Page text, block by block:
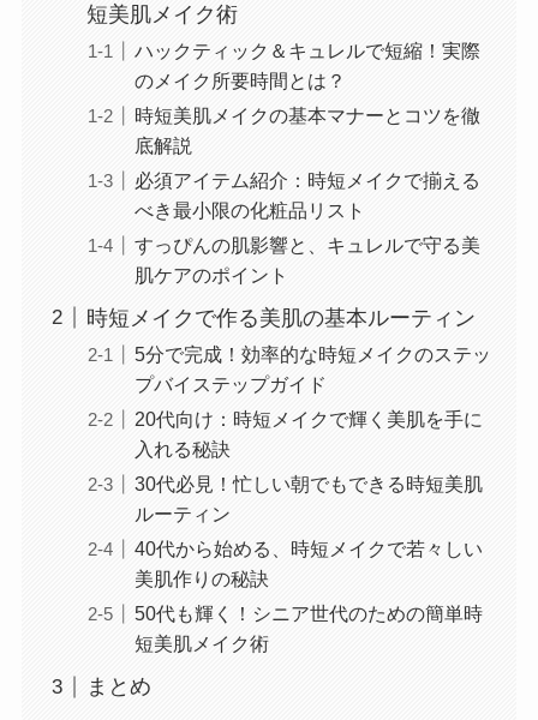
短美肌メイク術
ハックティック＆キュレルで短縮！実際
のメイク所要時間とは？
時短美肌メイクの基本マナーとコツを徹
底解説
必須アイテム紹介：時短メイクで揃える
べき最小限の化粧品リスト
すっぴんの肌影響と、キュレルで守る美
肌ケアのポイント
時短メイクで作る美肌の基本ルーティン
5分で完成！効率的な時短メイクのステッ
プバイステップガイド
20代向け：時短メイクで輝く美肌を手に
入れる秘訣
30代必見！忙しい朝でもできる時短美肌
ルーティン
40代から始める、時短メイクで若々しい
美肌作りの秘訣
50代も輝く！シニア世代のための簡単時
短美肌メイク術
まとめ